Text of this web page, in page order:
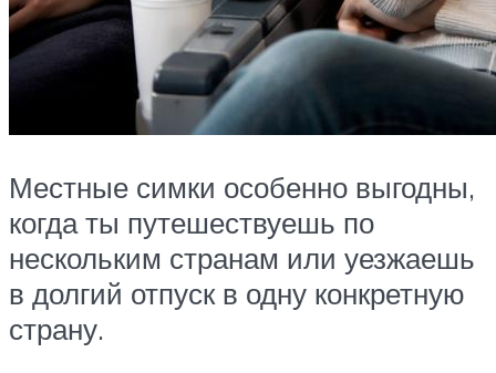
Местные симки особенно выгодны,
когда ты путешествуешь по
нескольким странам или уезжаешь
в долгий отпуск в одну конкретную
страну.